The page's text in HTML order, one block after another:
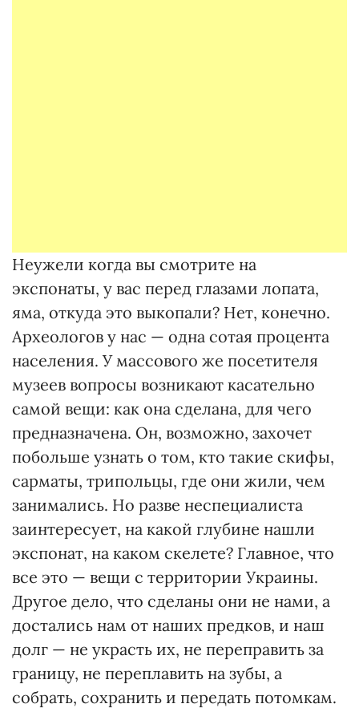
Неужели когда вы смотрите на
экспонаты, у вас перед глазами лопата,
яма, откуда это выкопали? Нет, конечно.
Археологов у нас — одна сотая процента
населения. У массового же посетителя
музеев вопросы возникают касательно
самой вещи: как она сделана, для чего
предназначена. Он, возможно, захочет
побольше узнать о том, кто такие скифы,
сарматы, трипольцы, где они жили, чем
занимались. Но разве неспециалиста
заинтересует, на какой глубине нашли
экспонат, на каком скелете? Главное, что
все это — вещи с территории Украины.
Другое дело, что сделаны они не нами, а
достались нам от наших предков, и наш
долг — не украсть их, не переправить за
границу, не переплавить на зубы, а
собрать, сохранить и передать потомкам.